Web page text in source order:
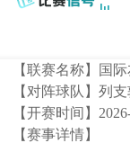
【联赛名称】 国
【对阵球队】列支
【开赛时间】
【赛事详情】